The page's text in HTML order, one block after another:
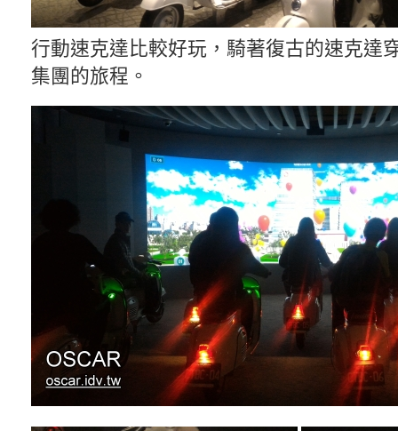
行動速克達比較好玩，騎著復古的速克達
集團的旅程。